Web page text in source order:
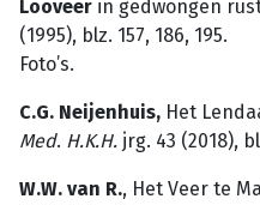
Looveer in gedwongen
(1995), blz. 157, 186, 195.
Foto’s.
C.G. Neijenhuis, Het
Med. H.K.H. jrg. 43 (2018),
W.W. van R., Het Veer te